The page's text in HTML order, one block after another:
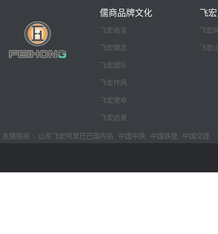
儒商品牌文化
飞宏格言
飞宏理念
飞宏团队
飞宏作风
飞宏使命
飞宏远景
飞
飞宏
飞宏
友情链接 : 山东飞宏阿里巴巴国内站 中国中铁 中国铁建 中国交建